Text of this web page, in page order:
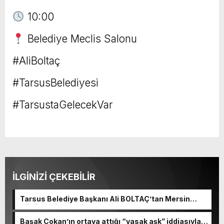
10:00
Belediye Meclis Salonu
#AliBoltaç
#TarsusBelediyesi
#TarsustaGelecekVar
İLGİNİZİ ÇEKEBİLİR
Tarsus Belediye Başkanı Ali BOLTAÇ’tan Mersin
Büyükşehir Belediye Başkanı Ve TBB Başkanı Vahap
Başak Çokan’ın ortaya attığı “yasak aşk” iddiasıyla